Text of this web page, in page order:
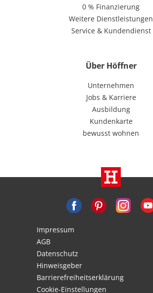
0 % Finanzierung
Weitere Dienstleistungen
Service & Kundendienst
Über Höffner
Unternehmen
Jobs & Karriere
Ausbildung
Kundenkarte
bewusst wohnen
Impressum
AGB
Datenschutz
Hinweisgeber
Barrierefreiheitserklärung
Cookie-Einstellungen